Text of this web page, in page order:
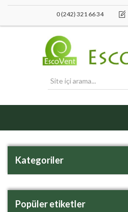
0 (242) 321 66 34
Kategoriler
Popüler etiketler